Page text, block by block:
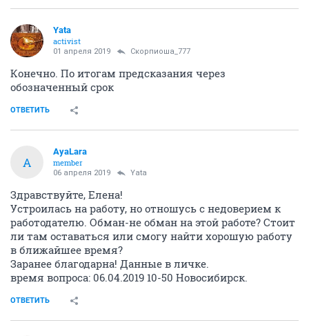
Yata
activist
01 апреля 2019 Скорпиоша_777
Конечно. По итогам предсказания через
обозначенный срок
ОТВЕТИТЬ
A
AyaLara
member
06 апреля 2019 Yata
Здравствуйте, Елена!
Устроилась на работу, но отношусь с недоверием к
работодателю. Обман-не обман на этой работе? Стоит
ли там оставаться или смогу найти хорошую работу
в ближайшее время?
Заранее благодарна! Данные в личке.
время вопроса: 06.04.2019 10-50 Новосибирск.
ОТВЕТИТЬ